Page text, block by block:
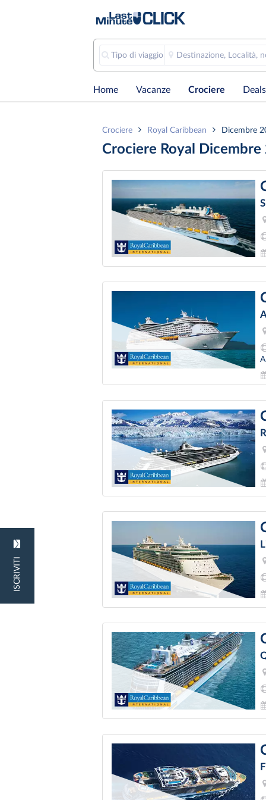
Tipo di viaggio Destinazione, Località,
Home Vacanze Crociere Deals
Crociere Royal Caribbean Dicembre
Crociere Royal Dicembre
ISCRIVITI